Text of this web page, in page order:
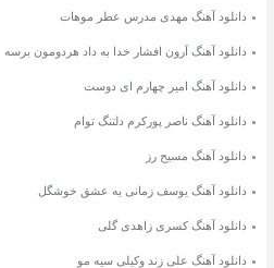
دانلود آهنگ مهدی مدرس عطر موهات
دانلود آهنگ آرون افشار خدا به داد هردومون برسه
دانلود آهنگ امیر چهارم ای دوست
دانلود آهنگ ناصر پورکرم دلتنگ توام
دانلود آهنگ مسیح رز
دانلود آهنگ یوسف زمانی یه عشق خوشگل
دانلود آهنگ کسری زاهدی گلی
دانلود آهنگ علی زند وکیلی سیه مو